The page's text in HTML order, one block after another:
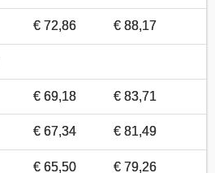
€ 72,86 € 88,17
€ 69,18 € 83,71
€ 67,34 € 81,49
€ 65,50 € 79,26